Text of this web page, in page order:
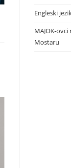
Engleski
MAJOK-
Mostaru